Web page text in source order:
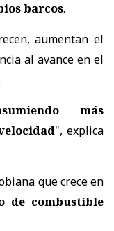
barcos.
aumentan el
al avance en el
más
", explica
que crece en
de combustible